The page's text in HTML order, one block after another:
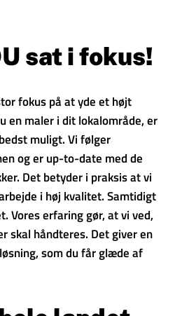
sat i fokus!
fokus på at yde et højt
en maler i dit lokalområde, er
muligt. Vi følger
og er up-to-date med de
Det betyder i praksis at vi
i høj kvalitet. Samtidigt
Vores erfaring gør, at vi ved,
skal håndteres. Det giver en
som du får glæde af